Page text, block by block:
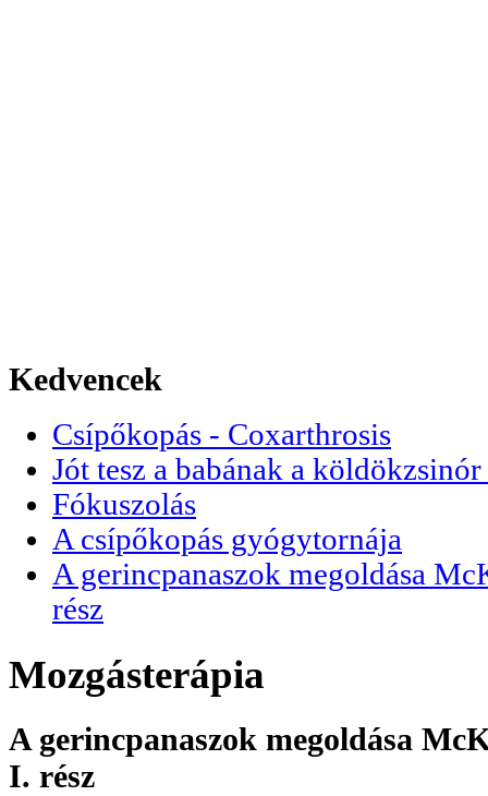
Kedvencek
Csípőkopás - Coxarthrosis
Jót tesz a babának a
Fókuszolás
A csípőkopás gyógytornája
A gerincpanaszok megoldása
rész
Mozgásterápia
A gerincpanaszok megoldása
I. rész